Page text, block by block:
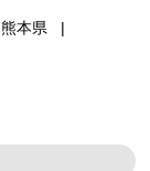
熊本県